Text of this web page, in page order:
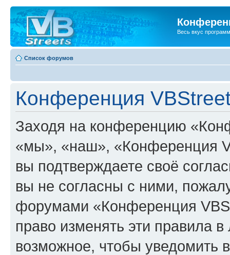
Весь вкус
Список форумов
Конференция
Заходя на конференцию
«мы», «наш», «Конференция
вы подтверждаете своё
вы не согласны с ними,
форумами «Конференция
право изменять эти правила
возможное, чтобы уведомить